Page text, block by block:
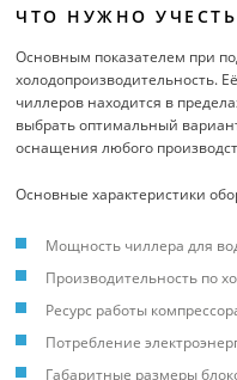
ЧТО НУЖНО
Основным показателем при
холодопроизводительность.
чиллеров находится в
выбрать оптимальный
оснащения любого
Основные характеристики
Мощность чиллера для
Производительность по
Ресурс работы
Потребление
Габаритные размеры